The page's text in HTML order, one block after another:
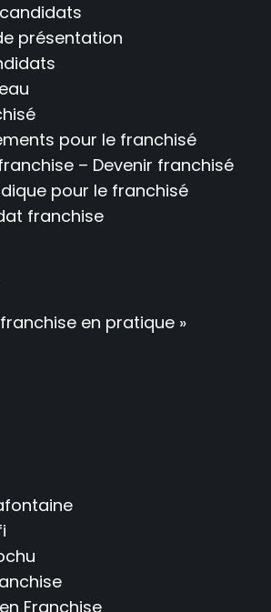
présentation
pour le franchisé
– Devenir franchisé
pour le franchisé
franchise
franchise en pratique »
Franchise